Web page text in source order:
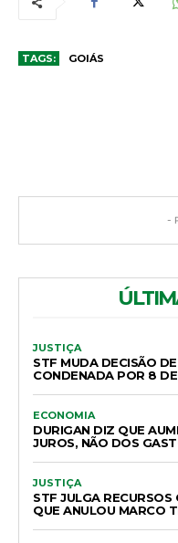
TAGS: GOIÁS
-
JUSTIÇA
STF MUDA DECISÃO
CONDENADA POR 8
ECONOMIA
DURIGAN DIZ QUE
JUROS, NÃO DOS
JUSTIÇA
STF JULGA
QUE ANULOU MARCO